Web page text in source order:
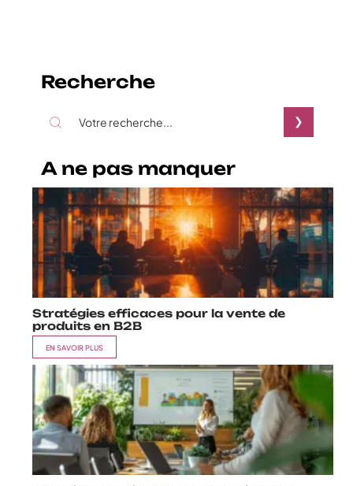
Recherche
A ne pas manquer
Stratégies efficaces pour la vente de
produits en B2B
EN SAVOIR PLUS